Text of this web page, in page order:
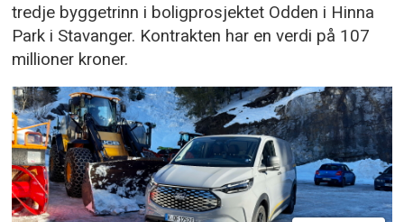
tredje byggetrinn i boligprosjektet Odden i Hinna
Park i Stavanger. Kontrakten har en verdi på 107
millioner kroner.